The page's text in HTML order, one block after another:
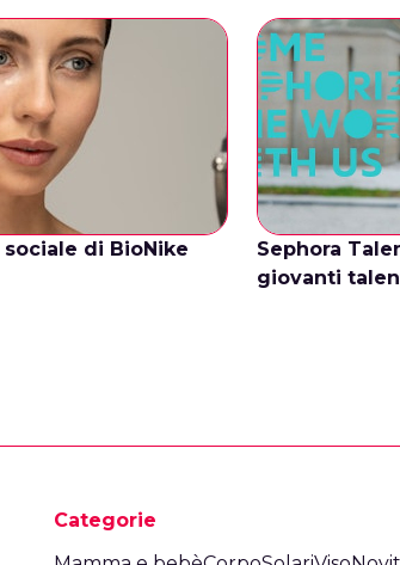
di BioNike
Sephora
giovanti
Categorie